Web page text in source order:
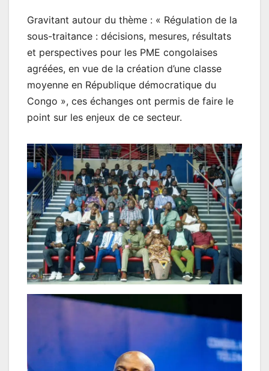
Gravitant autour du thème : « Régulation de la
sous-traitance : décisions, mesures, résultats
et perspectives pour les PME congolaises
agréées, en vue de la création d’une classe
moyenne en République démocratique du
Congo », ces échanges ont permis de faire le
point sur les enjeux de ce secteur.